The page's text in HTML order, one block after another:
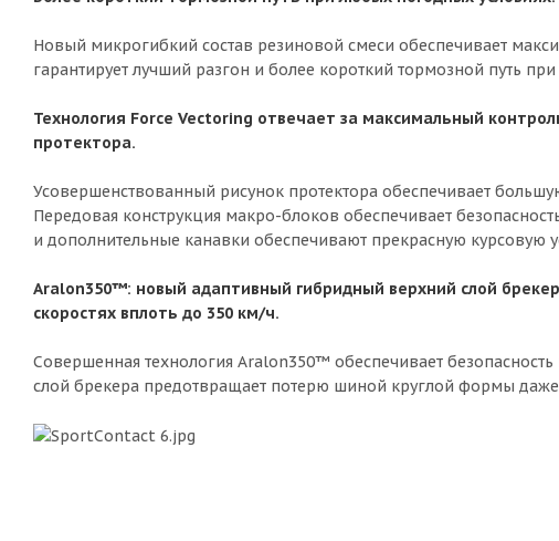
Новый микрогибкий состав резиновой смеси обеспечивает
гарантирует лучший разгон и более короткий тормозной путь
Технология Force Vectoring отвечает за максимальный
протектора.
Усовершенствованный рисунок протектора обеспечивает
Передовая конструкция макро-блоков обеспечивает
и дополнительные канавки обеспечивают прекрасную курсовую
Aralon350™: новый адаптивный гибридный верхний слой
скоростях вплоть до 350 км/ч.
Совершенная технология Aralon350™ обеспечивает
слой брекера предотвращает потерю шиной круглой формы